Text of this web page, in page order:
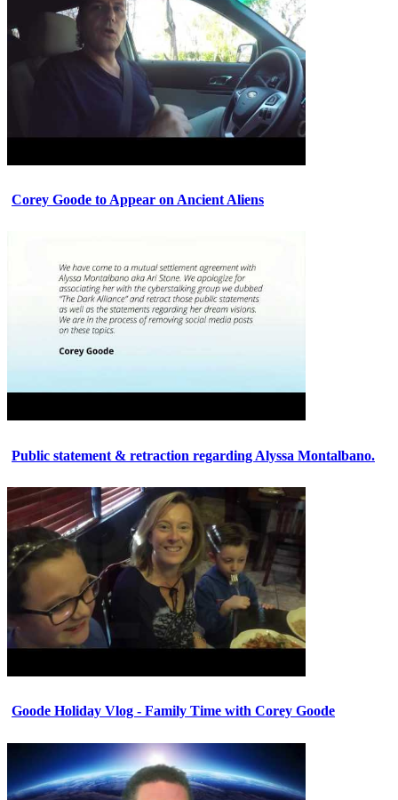
Corey Goode to Appear on Ancient Aliens
Public statement & retraction regarding Alyssa Montalbano.
Goode Holiday Vlog - Family Time with Corey Goode